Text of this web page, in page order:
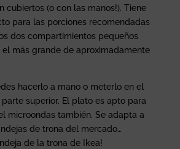
cubiertos (o con las manos!). Tiene
para las porciones recomendadas
dos compartimientos pequeños
el más grande de aproximadamente
hacerlo a mano o meterlo en el
superior. El plato es apto para
microondas también. Se adapta a
de trona del mercado…
de la trona de Ikea!